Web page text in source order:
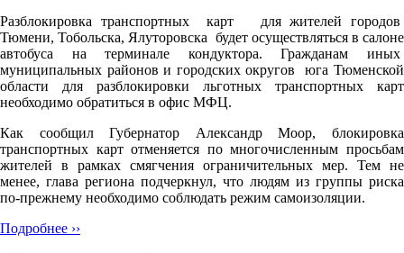
Разблокировка транспортных карт для жителей городов
Тюмени, Тобольска, Ялуторовска будет осуществляться в салоне
автобуса на терминале кондуктора. Гражданам иных
муниципальных районов и городских округов юга Тюменской
области для разблокировки льготных транспортных карт
необходимо обратиться в офис МФЦ.
Как сообщил Губернатор Александр Моор, блокировка
транспортных карт отменяется по многочисленным просьбам
жителей в рамках смягчения ограничительных мер. Тем не
менее, глава региона подчеркнул, что людям из группы риска
по-прежнему необходимо соблюдать режим самоизоляции.
Подробнее ››